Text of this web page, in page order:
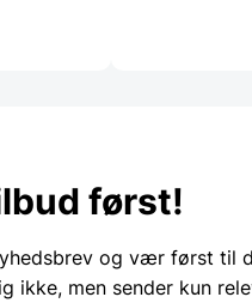
først!
og vær først til
ikke, men sender kun